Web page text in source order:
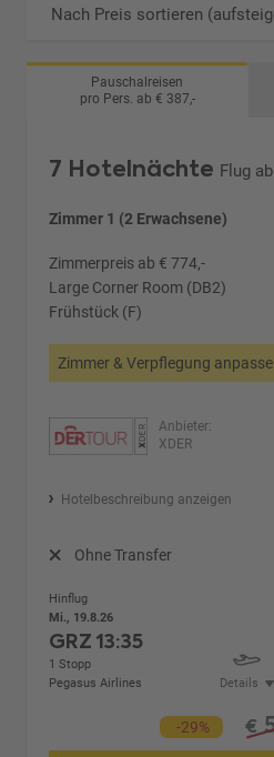
Nach Preis sortieren
Pauschalreisen
pro Pers. ab € 387,-
7 Hotelnächte Flug
Zimmer 1 (2 Erwachsene)
Zimmerpreis ab € 774,-
Large Corner Room (DB2)
Frühstück (F)
Zimmer & Verpflegung
Anbieter:
XDER
Hotelbeschreibung anzeigen
Ohne Transfer
Hinflug
Mi., 19.8.26
GRZ13:35
1 Stopp
Pegasus Airlines
Details
-29% €